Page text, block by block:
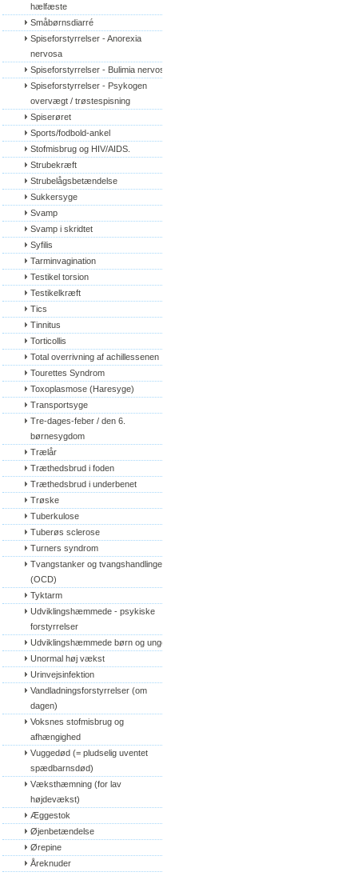
hælfæste
Småbørnsdiarré
Spiseforstyrrelser - Anorexia
nervosa
Spiseforstyrrelser - Bulimia nervosa
Spiseforstyrrelser - Psykogen
overvægt / trøstespisning
Spiserøret
Sports/fodbold-ankel
Stofmisbrug og HIV/AIDS.
Strubekræft
Strubelågsbetændelse
Sukkersyge
Svamp
Svamp i skridtet
Syfilis
Tarminvagination
Testikel torsion
Testikelkræft
Tics
Tinnitus
Torticollis
Total overrivning af achillessenen
Tourettes Syndrom
Toxoplasmose (Haresyge)
Transportsyge
Tre-dages-feber / den 6.
børnesygdom
Trælår
Træthedsbrud i foden
Træthedsbrud i underbenet
Trøske
Tuberkulose
Tuberøs sclerose
Turners syndrom
Tvangstanker og tvangshandlinger
(OCD)
Tyktarm
Udviklingshæmmede - psykiske
forstyrrelser
Udviklingshæmmede børn og unge
Unormal høj vækst
Urinvejsinfektion
Vandladningsforstyrrelser (om
dagen)
Voksnes stofmisbrug og
afhængighed
Vuggedød (= pludselig uventet
spædbarnsdød)
Væksthæmning (for lav
højdevækst)
Æggestok
Øjenbetændelse
Ørepine
Åreknuder